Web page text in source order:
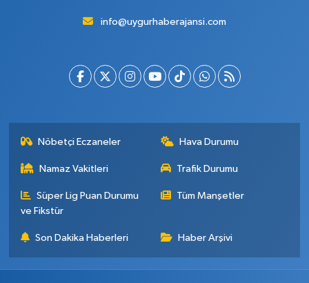
info@uygurhaberajansi.com
Nöbetçi Eczaneler Hava Durumu
Namaz Vakitleri Trafik Durumu
Süper Lig Puan Durumu
ve Fikstür
Tüm Manşetler
Son Dakika Haberleri Haber Arşivi